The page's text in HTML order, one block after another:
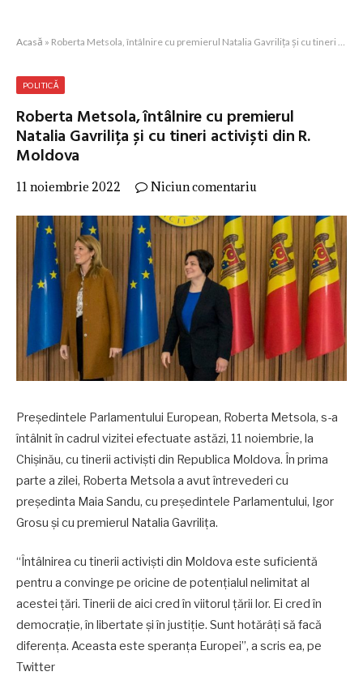
Acasă » Roberta Metsola, întâlnire cu premierul Natalia Gavrilița și cu tineri activiști din R. Moldova
POLITICĂ
Roberta Metsola, întâlnire cu premierul
Natalia Gavrilița și cu tineri activiști din R.
Moldova
11 noiembrie 2022 Niciun comentariu
Președintele Parlamentului European, Roberta Metsola, s-a
întâlnit în cadrul vizitei efectuate astăzi, 11 noiembrie, la
Chișinău, cu tinerii activiști din Republica Moldova. În prima
parte a zilei, Roberta Metsola a avut întrevederi cu
președinta Maia Sandu, cu președintele Parlamentului, Igor
Grosu și cu premierul Natalia Gavrilița.
“Întâlnirea cu tinerii activiști din Moldova este suficientă
pentru a convinge pe oricine de potențialul nelimitat al
acestei țări. Tinerii de aici cred în viitorul țării lor. Ei cred în
democrație, în libertate și în justiție. Sunt hotărâți să facă
diferența. Aceasta este speranța Europei”, a scris ea, pe
Twitter